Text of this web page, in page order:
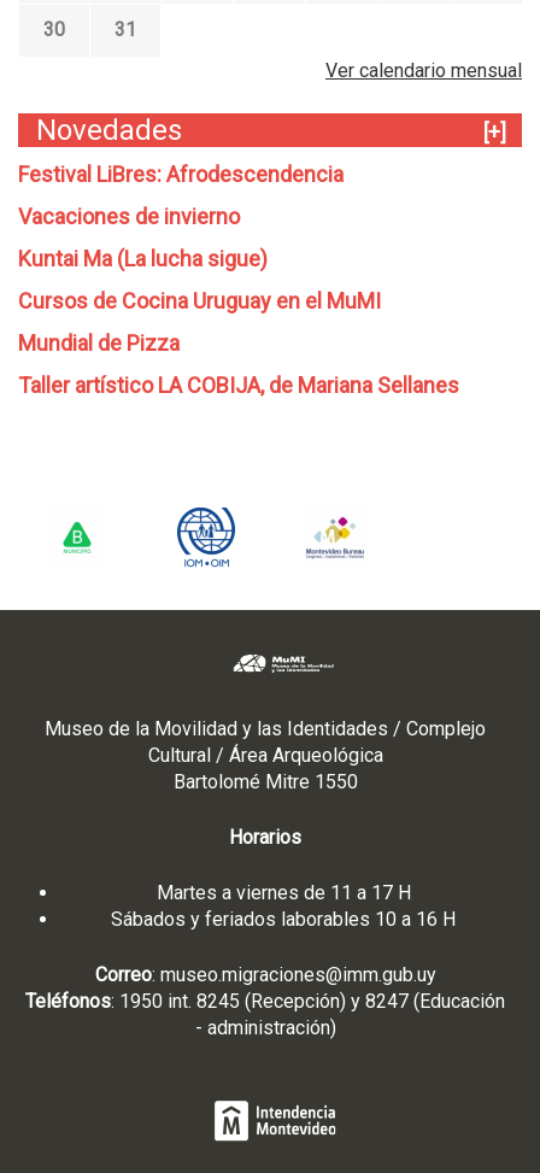
30
31
Ver calendario mensual
Novedades
[+]
Festival LiBres: Afrodescendencia
Vacaciones de invierno
Kuntai Ma (La lucha sigue)
Cursos de Cocina Uruguay en el MuMI
Mundial de Pizza
Taller artístico LA COBIJA, de Mariana Sellanes
Museo de la Movilidad y las Identidades / Complejo
Cultural / Área Arqueológica
Bartolomé Mitre 1550
Horarios
Martes a viernes de 11 a 17 H
Sábados y feriados laborables 10 a 16 H
Correo: museo.migraciones@imm.gub.uy
Teléfonos: 1950 int. 8245 (Recepción) y 8247 (Educación
- administración)